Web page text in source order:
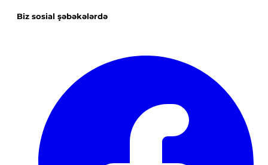
Biz sosial şəbəkələrdə